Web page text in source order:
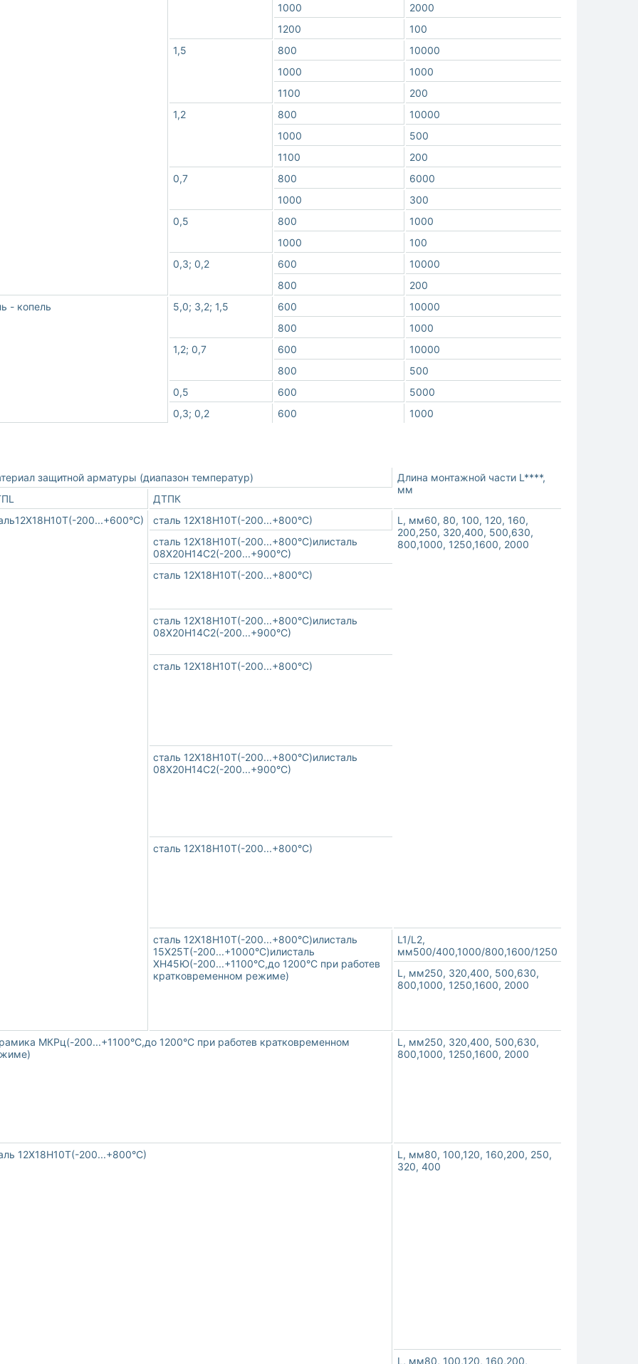
1000
2000
1200
100
1,5
800
10000
1000
1000
1100
200
1,2
800
10000
1000
500
1100
200
0,7
800
6000
1000
300
0,5
800
1000
1000
100
0,3; 0,2
600
10000
800
200
- копель 5,0; 3,2; 1,5 600
10000
800
1000
1,2; 0,7
600
10000
800
500
0,5
600
5000
0,3; 0,2
600 1000
защитной арматуры (диапазон температур)
Длина монтажной части L****,
мм
ДТПК
200...+600°С) сталь 12Х18Н10Т(-200...+800°С)
L, мм60, 80, 100, 120, 160,
200,250, 320,400, 500,630,
800,1000, 1250,1600, 2000
сталь 12Х18Н10Т(-200...+800°С)илисталь
08Х20Н14С2(-200...+900°С)
сталь 12Х18Н10Т(-200...+800°С)
сталь 12Х18Н10Т(-200...+800°С)илисталь
08Х20Н14С2(-200...+900°С)
сталь 12Х18Н10Т(-200...+800°С)
сталь 12Х18Н10Т(-200...+800°С)илисталь
08Х20Н14С2(-200...+900°С)
сталь 12Х18Н10Т(-200...+800°С)
сталь 12Х18Н10Т(-200...+800°С)илисталь
15Х25Т(-200...+1000°С)илисталь
ХН45Ю(-200...+1100°С,до 1200°С при работев
кратковременном режиме)
L1/L2,
мм500/400,1000/800,1600/1250
L, мм250, 320,400, 500,630,
800,1000, 1250,1600, 2000
МКРц(-200...+1100°С,до 1200°С при работев кратковременном
L, мм250, 320,400, 500,630,
800,1000, 1250,1600, 2000
12Х18Н10Т(-200...+800°С)
L, мм80, 100,120, 160,200, 250,
320, 400
L, мм80, 100,120, 160,200,